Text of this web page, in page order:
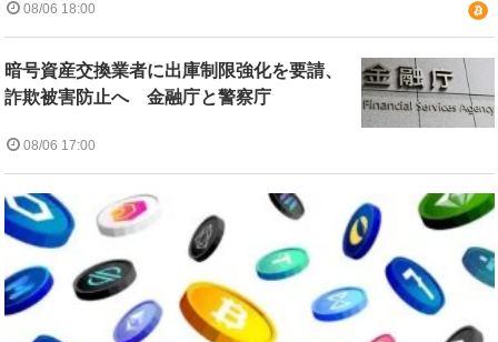
08/06 18:00
暗号資産交換業者に出庫制限強化を要請、
詐欺被害防止へ 金融庁と警察庁
08/06 17:00